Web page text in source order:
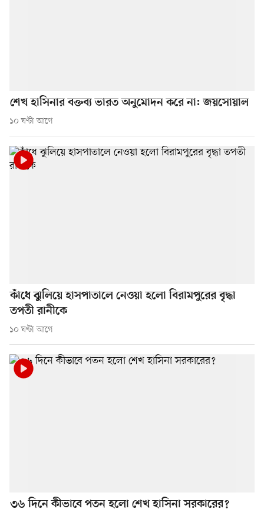
শেখ হাসিনার বক্তব্য ভারত অনুমোদন করে না: জয়সোয়াল
১০ ঘণ্টা আগে
কাঁধে ঝুলিয়ে হাসপাতালে নেওয়া হলো বিরামপুরের বৃদ্ধা
তপতী রানীকে
১০ ঘণ্টা আগে
৩৬ দিনে কীভাবে পতন হলো শেখ হাসিনা সরকারের?